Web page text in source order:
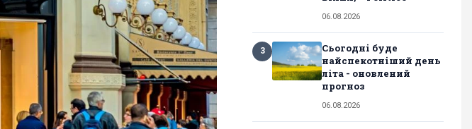
06.08.2026
3
Сьогодні буде
найспекотніший день
літа - оновлений
прогноз
06.08.2026